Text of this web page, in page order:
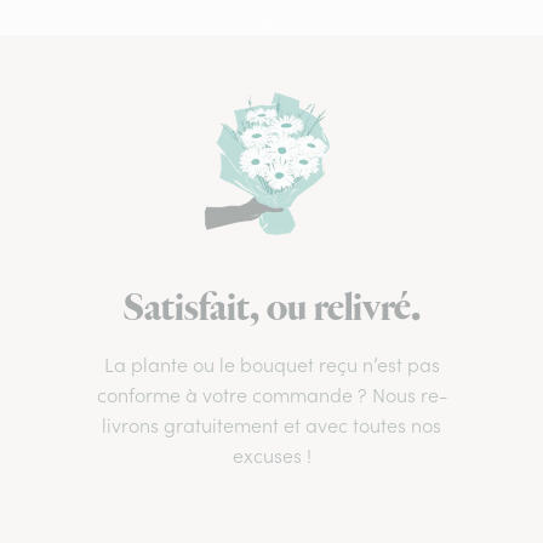
Satisfait, ou relivré.
La plante ou le bouquet reçu n’est pas
conforme à votre commande ? Nous re-
livrons gratuitement et avec toutes nos
excuses !